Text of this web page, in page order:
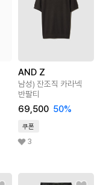
AND Z
남성) 잔조직 카라넥
반팔티
69,500 50%
쿠폰
3